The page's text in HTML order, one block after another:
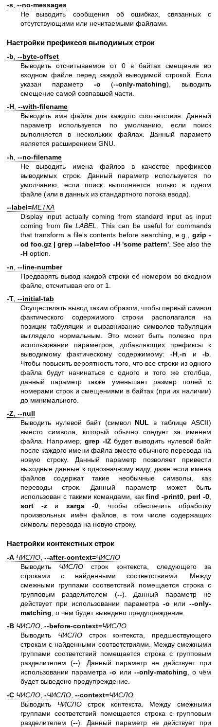
-s, --no-messages
Не выводить сообщения об ошибках, связанных с
отсутствующими или нечитаемыми файлами.
Настройки префиксов выводимых строк
-b --byte-offset
Выводить отсчитываемое от 0 в байтах смещение во
входном файле перед каждой выводимой строкой. Если
указан параметр -o (--only-matching), выводить
смещение самой совпавшей части.
-H, --with-filename
Выводить имя файла для каждого соответствия. Данный
параметр используется по умолчанию, если поиск
выполняется в нескольких файлах. Данный параметр
является расширением GNU.
-h --no-filename
Не выводить имена файлов в качестве префиксов
выводимых строк. Данный параметр используется по
умолчанию, если поиск выполняется только в одном
файле (или в данных из стандартного потока ввода).
--label=МЕТКА
Display input actually coming from standard input as input
coming from fileLABEL. This can be useful for commands
that transform a file's contents before searching, e.g., gzip -
cd foo.gz | grep --label=foo -H 'some pattern'. See also the
-H option.
-n --line-number
Предварять вывод каждой строки её номером во входном
файле, отсчитывая его от 1.
-T --initial-tab
Осуществлять вывод таким образом, чтобы первый символ
фактического содержимого строки располагался на
позиции табуляции и выравнивание символов табуляции
выглядело нормальным. Это может быть полезно при
использовании параметров, добавляющих префиксы к
выводимому фактическому содержимому:-H ,-n и-b
Чтобы повысить вероятность того, что все строки из одного
файла будут начинаться с одного и того же столбца,
данный параметр также уменьшает размер полей с
номерами строк и смещениями в байтах (при их наличии)
до минимального.
-Z, --null
Выводить нулевой байт (символ NUL в таблице ASCII)
вместо символа, который обычно следует за именем
файла. Например, grep -lZбудет выводить нулевой байт
после каждого имени файла вместо обычного перевода на
новую строку. Данный параметр позволяет привести
выходные данные к однозначному виду, даже если имена
файлов содержат такие необычные символы, как
переводы строк. Данный параметр может быть
использован с такими командами, какfind -print0, perl -0,
sort -zи xargs -0, чтобы обеспечить обработку
произвольных имён файлов, в том числе содержащих
символы перевода на новую строку.
Настройки контекстных строк
-A ЧИСЛО --after-context=ЧИСЛО
Выводить ЧИСЛО строк контекста, следующего за
строками с найденными соответствиями. Между
смежными группами соответствий помещается строка с
групповым разделителем (--). Данный параметр не
действует при использовании параметра -o или--only-
matching , о чём будет выведено предупреждение.
-B ЧИСЛО, --before-context=ЧИСЛО
Выводить ЧИСЛОстрок контекста, предшествующего
строкам с найденными соответствиями. Между смежными
группами соответствий помещается строка с групповым
разделителем (--). Данный параметр не действует при
использовании параметра-o или --only-matching, о чём
будет выведено предупреждение.
-C ЧИСЛО -ЧИСЛО --context=ЧИСЛО
Выводить ЧИСЛОстрок контекста. Между смежными
группами соответствий помещается строка с групповым
разделителем (--). Данный параметр не действует при